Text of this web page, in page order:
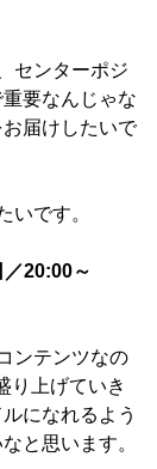
センターポジ
要なんじゃな
届けしたいで
いです。
20:00～
ンテンツなの
り上げていき
になれるよう
と思います。